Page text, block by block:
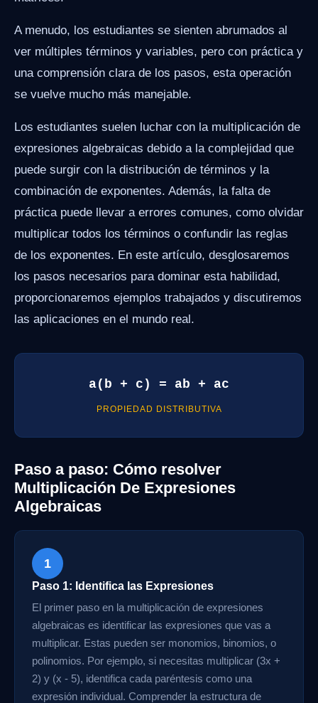
A menudo, los estudiantes se sienten abrumados al
ver múltiples términos y variables, pero con práctica y
una comprensión clara de los pasos, esta operación
se vuelve mucho más manejable.
Los estudiantes suelen luchar con la multiplicación de
expresiones algebraicas debido a la complejidad que
puede surgir con la distribución de términos y la
combinación de exponentes. Además, la falta de
práctica puede llevar a errores comunes, como olvidar
multiplicar todos los términos o confundir las reglas
de los exponentes. En este artículo, desglosaremos
los pasos necesarios para dominar esta habilidad,
proporcionaremos ejemplos trabajados y discutiremos
las aplicaciones en el mundo real.
a(b + c) = ab + ac
PROPIEDAD DISTRIBUTIVA
Paso a paso: Cómo resolver
Multiplicación De Expresiones
Algebraicas
1
Paso 1: Identifica las Expresiones
El primer paso en la multiplicación de expresiones
algebraicas es identificar las expresiones que vas a
multiplicar. Estas pueden ser monomios, binomios, o
polinomios. Por ejemplo, si necesitas multiplicar (3x +
2) y (x - 5), identifica cada paréntesis como una
expresión individual. Comprender la estructura de